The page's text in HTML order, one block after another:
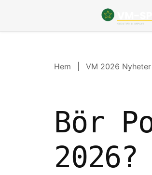
GRUPPER
Hem VM 2026 Nyheter
Bör